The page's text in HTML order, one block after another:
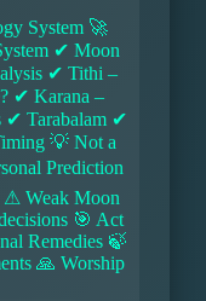
System 🚀
✔ Moon
✔ Tithi –
✔ Karana –
✔ Tarabalam ✔
💡 Not a
Prediction
⚠ Weak Moon
🎯 Act
Remedies 🍃
🙏 Worship